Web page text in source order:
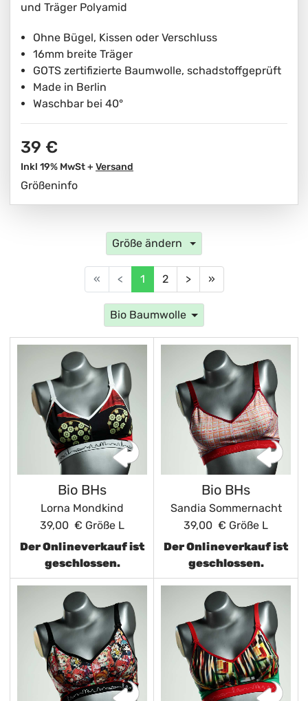
und Träger Polyamid
Ohne Bügel, Kissen oder Verschluss
16mm breite Träger
GOTS zertifizierte Baumwolle, schadstoffgeprüft
Made in Berlin
Waschbar bei 40°
39 €
Inkl 19% MwSt + Versand
Größeninfo
Größe ändern
« < 1 2 > »
Bio Baumwolle
Bio BHs
Lorna Mondkind
39,00 € Größe L
Der Onlineverkauf ist
geschlossen.
Bio BHs
Sandia Sommernacht
39,00 € Größe L
Der Onlineverkauf ist
geschlossen.